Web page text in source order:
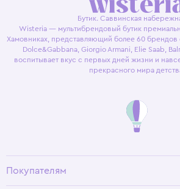
Бутик. Саввинская
Wisteria — мультибрендовый бутик
Хамовниках, представляющий более 60 брендов
Dolce&Gabbana, Giorgio Armani, Elie Saab,
воспитывает вкус с первых дней жизни и
прекрасного мира
Покупателям